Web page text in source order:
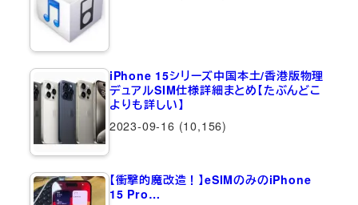
iPhone 15シリーズ中国本土/香港版物理
デュアルSIM仕様詳細まとめ【たぶんどこ
よりも詳しい】
2023-09-16 (10,156)
【衝撃的魔改造！】eSIMのみのiPhone
15 Pro…